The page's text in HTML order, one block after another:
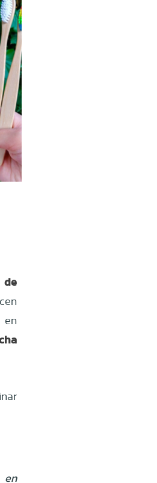
de
en
en